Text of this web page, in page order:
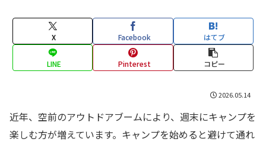
X Facebook はてブ
LINE Pinterest コピー
2026.05.14
近年、空前のアウトドアブームにより、週末にキャンプを
楽しむ方が増えています。キャンプを始めると避けて通れ